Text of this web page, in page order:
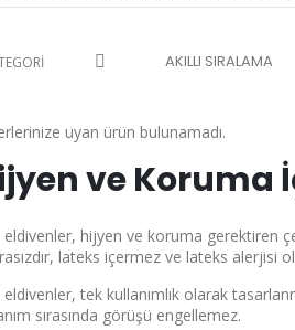
uyan ürün bulunamadı.
ve Koruma
eldivenler, hijyen ve koruma gerektiren
lateks içermez ve lateks alerjisi
eldivenler, tek kullanımlık olarak
sırasında görüşü engellemez.